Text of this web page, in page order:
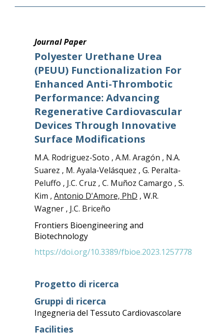
Journal Paper
Polyester Urethane Urea
(PEUU) Functionalization For
Enhanced Anti-Thrombotic
Performance: Advancing
Regenerative Cardiovascular
Devices Through Innovative
Surface Modifications
M.A. Rodriguez-Soto , A.M. Aragón , N.A.
Suarez , M. Ayala-Velásquez , G. Peralta-
Peluffo , J.C. Cruz , C. Muñoz Camargo , S.
Kim , Antonio D'Amore, PhD , W.R.
Wagner , J.C. Briceño
Frontiers Bioengineering and
Biotechnology
https://doi.org/10.3389/fbioe.2023.1257778
Progetto di ricerca
Gruppi di ricerca
Ingegneria del Tessuto Cardiovascolare
Facilities